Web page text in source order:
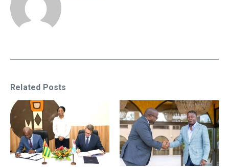
Related Posts